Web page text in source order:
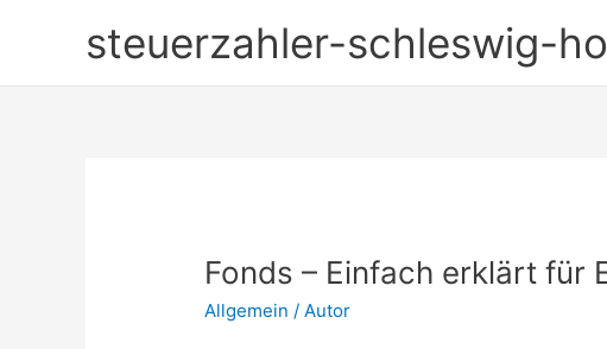
steuerzahler-schleswig-
Fonds – Einfach erklärt für
Allgemein /Autor